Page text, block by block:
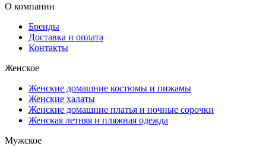
О компании
Бренды
Доставка и оплата
Контакты
Женское
Женские домашние костюмы и пижамы
Женские халаты
Женские домашние платья и ночные сорочки
Женская летняя и пляжная одежда
Мужское